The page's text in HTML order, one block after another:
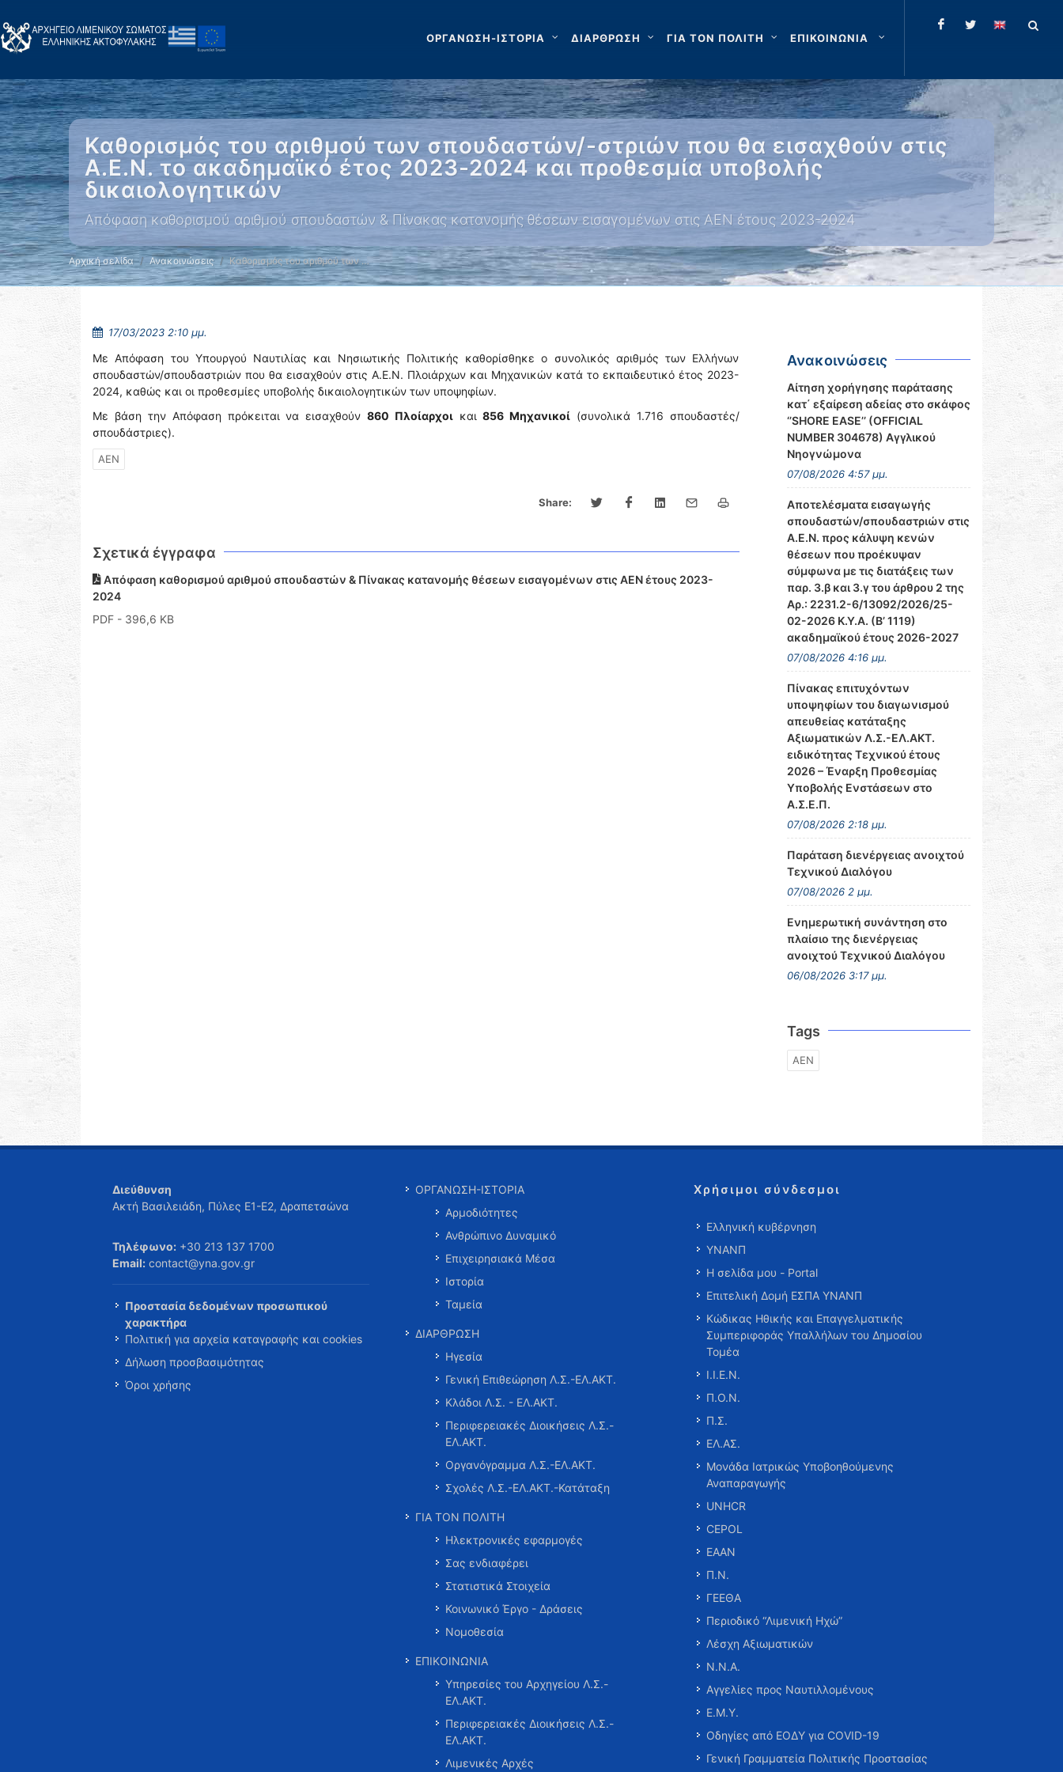
ΟΡΓΑΝΩΣΗ-ΙΣΤΟΡΙΑ ΔΙΑΡΘΡΩΣΗ ΓΙΑ ΤΟΝ ΠΟΛΙΤΗ ΕΠΙΚΟΙΝΩΝΙΑ
Καθορισμός του αριθμού των σπουδαστών/-στριών που θα εισαχθούν στις
Α.Ε.Ν. το ακαδημαϊκό έτος 2023-2024 και προθεσμία υποβολής
δικαιολογητικών
Απόφαση καθορισμού αριθμού σπουδαστών & Πίνακας κατανομής θέσεων εισαγομένων στις ΑΕΝ έτους 2023-2024
Αρχική σελίδα Ανακοινώσεις Καθορισμός του αριθμού των …
17/03/2023 2:10 μμ.
Με Απόφαση του Υπουργού Ναυτιλίας και Νησιωτικής Πολιτικής καθορίσθηκε ο συνολικός αριθμός των Ελλήνων
σπουδαστών/σπουδαστριών που θα εισαχθούν στις Α.Ε.Ν. Πλοιάρχων και Μηχανικών κατά το εκπαιδευτικό έτος 2023-
2024, καθώς και οι προθεσμίες υποβολής δικαιολογητικών των υποψηφίων.
Με βάση την Απόφαση πρόκειται να εισαχθούν860 Πλοίαρχοι και 856 Μηχανικοί(συνολικά 1.716 σπουδαστές/
σπουδάστριες).
ΑΕΝ
Share:
Σχετικά έγγραφα
Απόφαση καθορισμού αριθμού σπουδαστών & Πίνακας κατανομής θέσεων εισαγομένων στις ΑΕΝ έτους 2023-
2024
PDF - 396,6 KB
Ανακοινώσεις
Αίτηση χορήγησης παράτασης
κατ΄ εξαίρεση αδείας στο σκάφος
‘’SHORE EASE’’ (OFFICIAL
NUMBER 304678) Αγγλικού
Νηογνώμονα
07/08/2026 4:57 μμ.
Αποτελέσματα εισαγωγής
σπουδαστών/σπουδαστριών στις
Α.Ε.Ν. προς κάλυψη κενών
θέσεων που προέκυψαν
σύμφωνα με τις διατάξεις των
παρ. 3.β και 3.γ του άρθρου 2 της
Αρ.: 2231.2-6/13092/2026/25-
02-2026 Κ.Υ.Α. (Β’ 1119)
ακαδημαϊκού έτους 2026-2027
07/08/2026 4:16 μμ.
Πίνακας επιτυχόντων
υποψηφίων του διαγωνισμού
απευθείας κατάταξης
Αξιωματικών Λ.Σ.-ΕΛ.ΑΚΤ.
ειδικότητας Τεχνικού έτους
2026 – Έναρξη Προθεσμίας
Υποβολής Ενστάσεων στο
Α.Σ.Ε.Π.
07/08/2026 2:18 μμ.
Παράταση διενέργειας ανοιχτού
Τεχνικού Διαλόγου
07/08/2026 2 μμ.
Ενημερωτική συνάντηση στο
πλαίσιο της διενέργειας
ανοιχτού Τεχνικού Διαλόγου
06/08/2026 3:17 μμ.
Tags
ΑΕΝ
Διεύθυνση
Ακτή Βασιλειάδη, Πύλες Ε1-Ε2, Δραπετσώνα
Τηλέφωνο: +30 213 137 1700
Email: contact@yna.gov.gr
Προστασία δεδομένων προσωπικού
χαρακτήρα
Πολιτική για αρχεία καταγραφής και cookies
Δήλωση προσβασιμότητας
Όροι χρήσης
ΟΡΓΑΝΩΣΗ-ΙΣΤΟΡΙΑ
Αρμοδιότητες
Ανθρώπινο Δυναμικό
Επιχειρησιακά Μέσα
Ιστορία
Ταμεία
ΔΙΑΡΘΡΩΣΗ
Ηγεσία
Γενική Επιθεώρηση Λ.Σ.-ΕΛ.ΑΚΤ.
Κλάδοι Λ.Σ. - ΕΛ.ΑΚΤ.
Περιφερειακές Διοικήσεις Λ.Σ.-
ΕΛ.ΑΚΤ.
Οργανόγραμμα Λ.Σ.-ΕΛ.ΑΚΤ.
Σχολές Λ.Σ.-ΕΛ.ΑΚΤ.-Κατάταξη
ΓΙΑ ΤΟΝ ΠΟΛΙΤΗ
Ηλεκτρονικές εφαρμογές
Σας ενδιαφέρει
Στατιστικά Στοιχεία
Κοινωνικό Έργο - Δράσεις
Νομοθεσία
ΕΠΙΚΟΙΝΩΝΙΑ
Υπηρεσίες του Αρχηγείου Λ.Σ.-
ΕΛ.ΑΚΤ.
Περιφερειακές Διοικήσεις Λ.Σ.-
ΕΛ.ΑΚΤ.
Λιμενικές Αρχές
Χρήσιμοι σύνδεσμοι
Ελληνική κυβέρνηση
ΥΝΑΝΠ
Η σελίδα μου - Portal
Επιτελική Δομή ΕΣΠΑ ΥΝΑΝΠ
Κώδικας Ηθικής και Επαγγελματικής
Συμπεριφοράς Υπαλλήλων του Δημοσίου
Τομέα
Ι.Ι.Ε.Ν.
Π.Ο.Ν.
Π.Σ.
ΕΛ.ΑΣ.
Μονάδα Ιατρικώς Υποβοηθούμενης
Αναπαραγωγής
UNHCR
CEPOL
ΕΑΑΝ
Π.Ν.
ΓΕΕΘΑ
Περιοδικό “Λιμενική Ηχώ”
Λέσχη Αξιωματικών
Ν.Ν.Α.
Αγγελίες προς Ναυτιλλομένους
Ε.Μ.Υ.
Οδηγίες από ΕΟΔΥ για COVID-19
Γενική Γραμματεία Πολιτικής Προστασίας